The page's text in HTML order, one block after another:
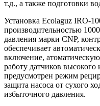
т.д., а также подготовки
Установка Ecolaguz IRO-
производительностью
давления марки CNP,
обеспечивает
включение,
работу датчиков
предусмотрен режим
защита насоса от сухого
избыточного давления.